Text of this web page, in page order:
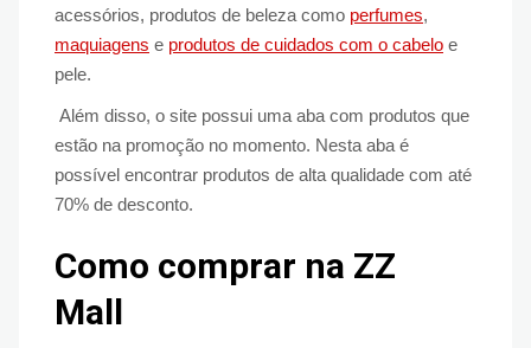
acessórios, produtos de beleza como perfumes,
maquiagens e produtos de cuidados com o cabelo e
pele.
Além disso, o site possui uma aba com produtos que
estão na promoção no momento. Nesta aba é
possível encontrar produtos de alta qualidade com até
70% de desconto.
Como comprar na ZZ
Mall